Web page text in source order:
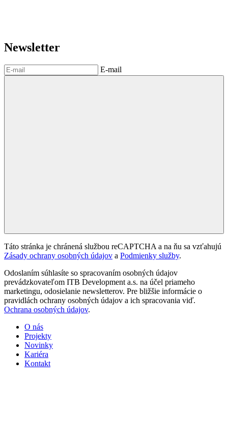
Newsletter
E-mail
Táto stránka je chránená službou reCAPTCHA a na ňu sa vzťahujú
Zásady ochrany osobných údajov a Podmienky služby.
Odoslaním súhlasíte so spracovaním osobných údajov
prevádzkovateľom ITB Development a.s. na účel priameho
marketingu, odosielanie newsletterov. Pre bližšie informácie o
pravidlách ochrany osobných údajov a ich spracovania viď.
Ochrana osobných údajov.
O nás
Projekty
Novinky
Kariéra
Kontakt